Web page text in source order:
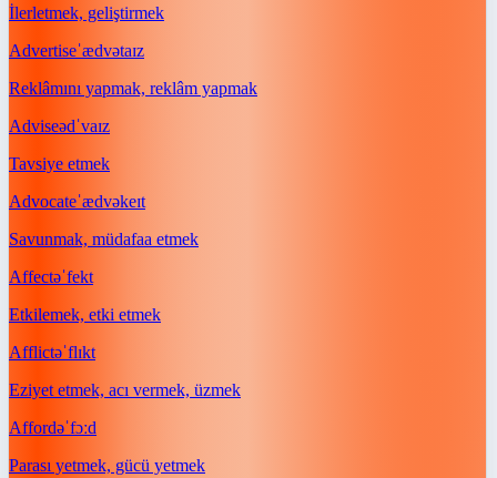
İlerletmek, geliştirmek
Advertiseˈædvətaɪz
Reklâmını yapmak, reklâm yapmak
Adviseədˈvaɪz
Tavsiye etmek
Advocateˈædvəkeɪt
Savunmak, müdafaa etmek
Affectəˈfekt
Etkilemek, etki etmek
Afflictəˈflɪkt
Eziyet etmek, acı vermek, üzmek
Affordəˈfɔːd
Parası yetmek, gücü yetmek